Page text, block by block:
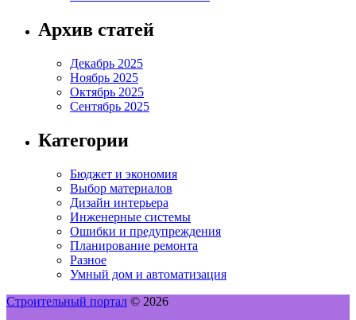
Архив статей
Декабрь 2025
Ноябрь 2025
Октябрь 2025
Сентябрь 2025
Категории
Бюджет и экономия
Выбор материалов
Дизайн интерьера
Инженерные системы
Ошибки и предупреждения
Планирование ремонта
Разное
Умный дом и автоматизация
Строительный портал © 2026